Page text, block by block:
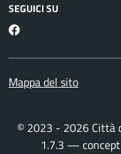
SEGUICI SU
Facebook
Mappa del sito
© 2023 - 2026 Città
1.7.3 —